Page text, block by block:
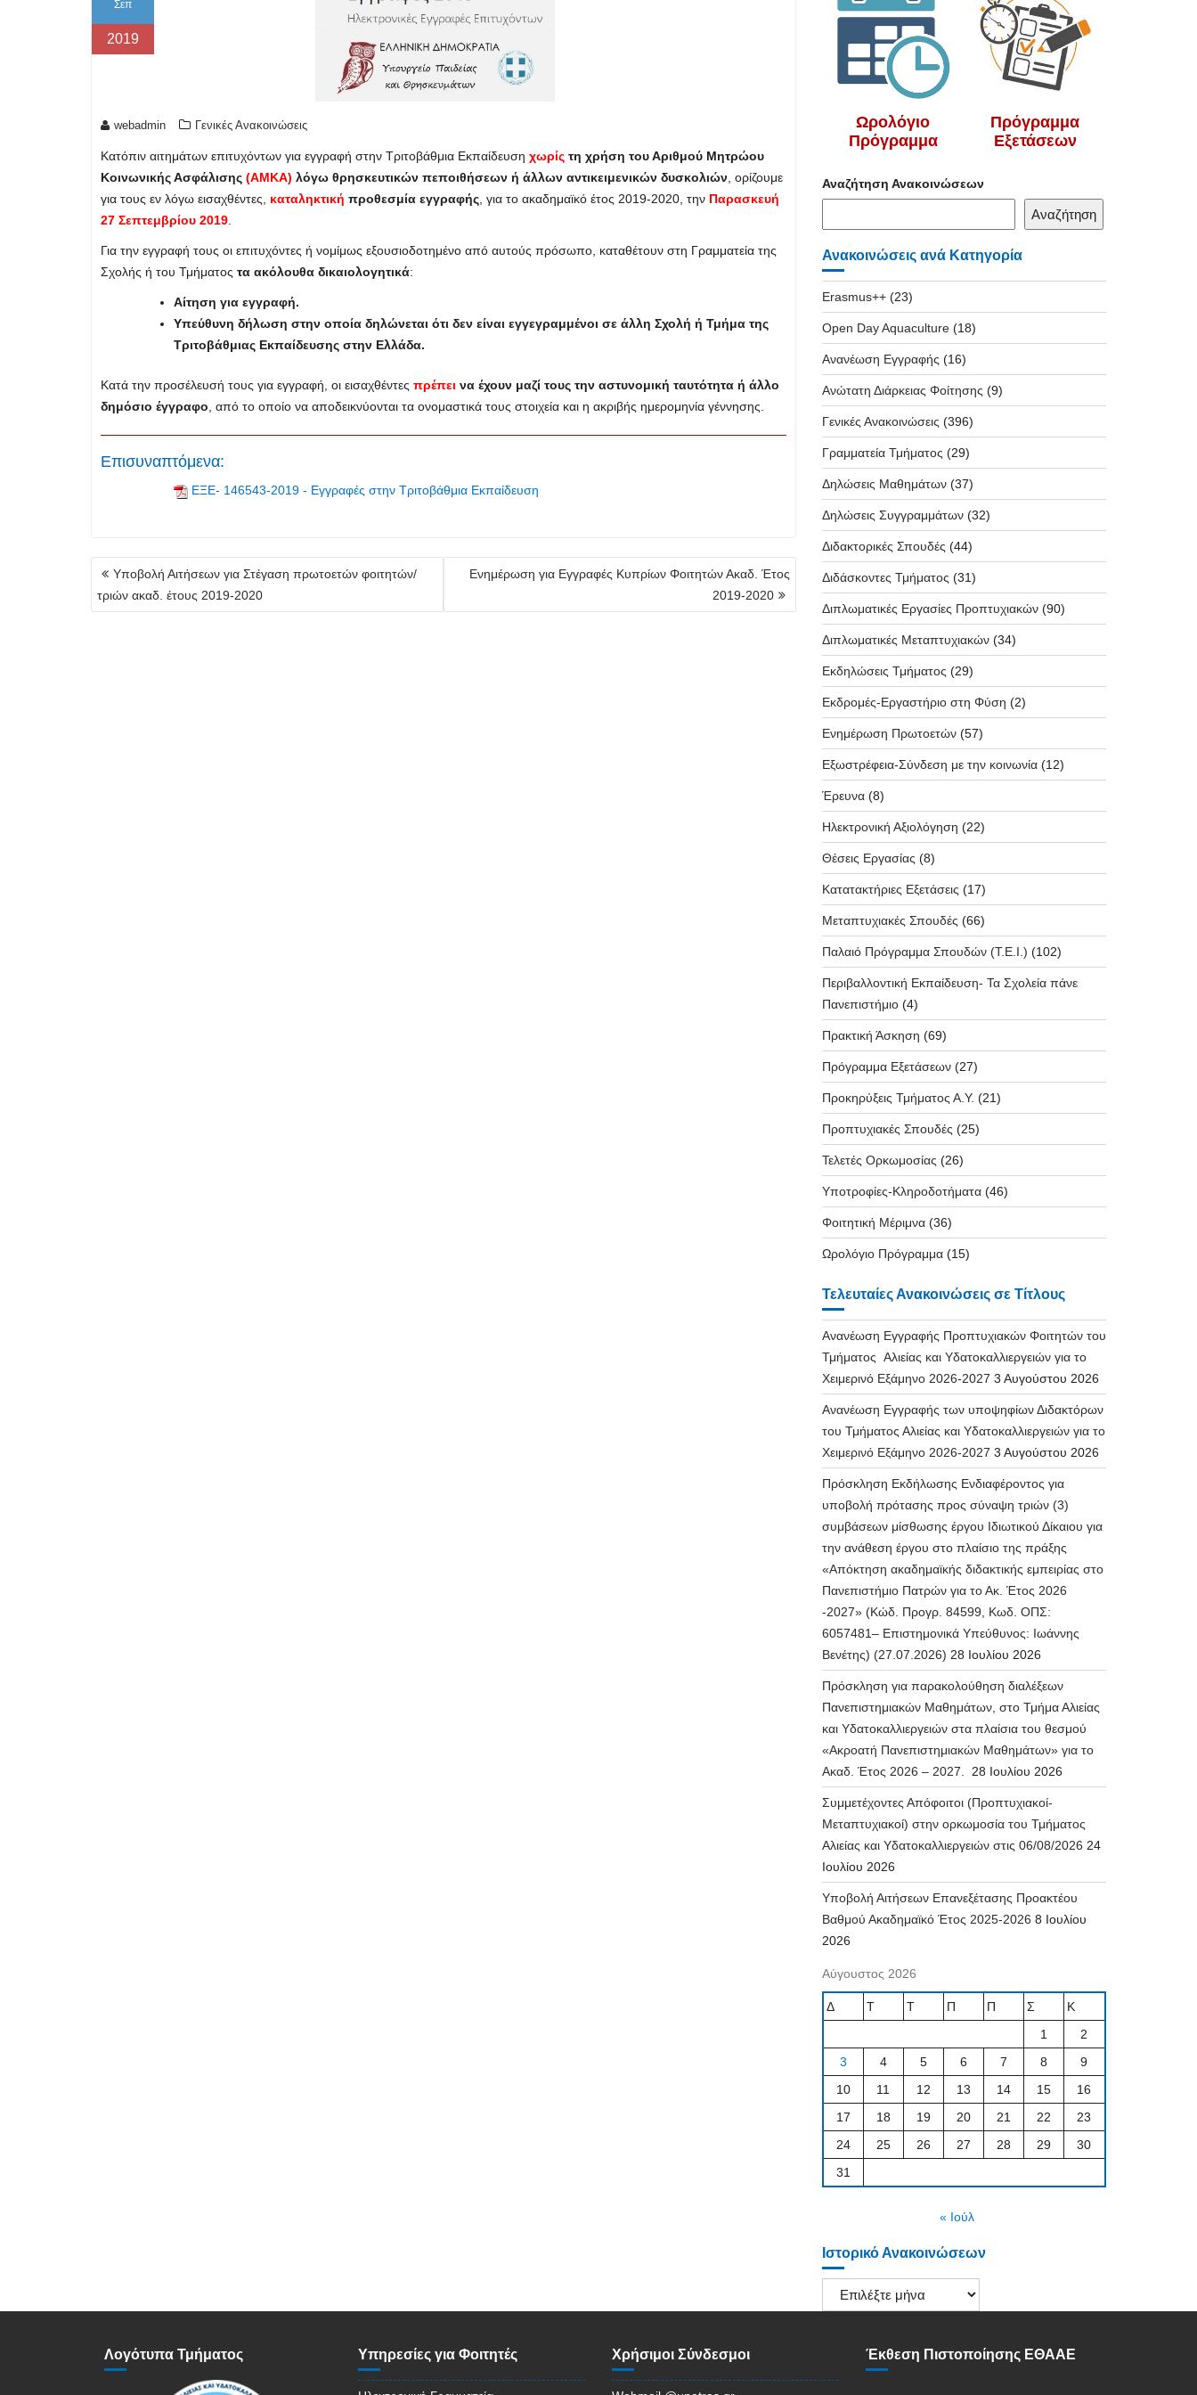
Σεπ
2019
webadmin Γενικές Ανακοινώσεις
Κατόπιν αιτημάτων επιτυχόντων για εγγραφή στην Τριτοβάθμια Εκπαίδευση χωρίς τη χρήση του Αριθμού Μητρώου
Κοινωνικής Ασφάλισης (ΑΜΚΑ) λόγω θρησκευτικών πεποιθήσεων ή άλλων αντικειμενικών δυσκολιών, ορίζουμε
για τους εν λόγω εισαχθέντες, καταληκτική προθεσμία εγγραφής, για το ακαδημαϊκό έτος 2019-2020, την Παρασκευή
27 Σεπτεμβρίου 2019.
Για την εγγραφή τους οι επιτυχόντες ή νομίμως εξουσιοδοτημένο από αυτούς πρόσωπο, καταθέτουν στη Γραμματεία της
Σχολής ή του Τμήματος τα ακόλουθα δικαιολογητικά:
Αίτηση για εγγραφή.
Υπεύθυνη δήλωση στην οποία δηλώνεται ότι δεν είναι εγγεγραμμένοι σε άλλη Σχολή ή Τμήμα της
Τριτοβάθμιας Εκπαίδευσης στην Ελλάδα.
Κατά την προσέλευσή τους για εγγραφή, οι εισαχθέντες πρέπει να έχουν μαζί τους την αστυνομική ταυτότητα ή άλλο
δημόσιο έγγραφο, από το οποίο να αποδεικνύονται τα ονομαστικά τους στοιχεία και η ακριβής ημερομηνία γέννησης.
Επισυναπτόμενα:
EΞE- 146543-2019 - Εγγραφές στην Τριτοβάθμια Εκπαίδευση
Πλοήγηση
άρθρων
Υποβολή Αιτήσεων για Στέγαση πρωτοετών φοιτητών/
τριών ακαδ. έτους 2019-2020
Ενημέρωση για Εγγραφές Κυπρίων Φοιτητών Ακαδ. Έτος
2019-2020
Ωρολόγιο
Πρόγραμμα
Πρόγραμμα
Εξετάσεων
Αναζήτηση Ανακοινώσεων
Αναζήτηση
Ανακοινώσεις ανά Κατηγορία
Erasmus++(23)
Open Day Aquaculture(18)
Ανανέωση Εγγραφής (16)
Ανώτατη Διάρκειας Φοίτησης (9)
Γενικές Ανακοινώσεις (396)
Γραμματεία Τμήματος (29)
Δηλώσεις Μαθημάτων(37)
Δηλώσεις Συγγραμμάτων(32)
Διδακτορικές Σπουδές (44)
Διδάσκοντες Τμήματος (31)
Διπλωματικές Εργασίες Προπτυχιακών(90)
Διπλωματικές Μεταπτυχιακών(34)
Εκδηλώσεις Τμήματος (29)
Εκδρομές-Εργαστήριο στη Φύση (2)
Ενημέρωση Πρωτοετών(57)
Εξωστρέφεια-Σύνδεση με την κοινωνία(12)
Έρευνα(8)
Ηλεκτρονική Αξιολόγηση (22)
Θέσεις Εργασίας (8)
Κατατακτήριες Εξετάσεις (17)
Μεταπτυχιακές Σπουδές (66)
Παλαιό Πρόγραμμα Σπουδών (T.E.I.) (102)
Περιβαλλοντική Εκπαίδευση- Τα Σχολεία πάνε
Πανεπιστήμιο(4)
Πρακτική Άσκηση (69)
Πρόγραμμα Εξετάσεων(27)
Προκηρύξεις Τμήματος Α.Υ. (21)
Προπτυχιακές Σπουδές (25)
Τελετές Ορκωμοσίας (26)
Υποτροφίες-Κληροδοτήματα(46)
Φοιτητική Μέριμνα(36)
Ωρολόγιο Πρόγραμμα(15)
Τελευταίες Ανακοινώσεις σε Τίτλους
Ανανέωση Εγγραφής Προπτυχιακών Φοιτητών του
Τμήματος Αλιείας και Υδατοκαλλιεργειών για το
Χειμερινό Εξάμηνο 2026-2027 3 Αυγούστου 2026
Ανανέωση Εγγραφής των υποψηφίων Διδακτόρων
του Τμήματος Αλιείας και Υδατοκαλλιεργειών για το
Χειμερινό Εξάμηνο 2026-2027 3 Αυγούστου 2026
Πρόσκληση Εκδήλωσης Ενδιαφέροντος για
υποβολή πρότασης προς σύναψη τριών (3)
συμβάσεων μίσθωσης έργου Ιδιωτικού Δίκαιου για
την ανάθεση έργου στο πλαίσιο της πράξης
«Απόκτηση ακαδημαϊκής διδακτικής εμπειρίας στο
Πανεπιστήμιο Πατρών για το Ακ. Έτος 2026
-2027» (Κώδ. Προγρ. 84599, Κωδ. ΟΠΣ:
6057481– Επιστημονικά Υπεύθυνος: Ιωάννης
Βενέτης) (27.07.2026) 28 Ιουλίου 2026
Πρόσκληση για παρακολούθηση διαλέξεων
Πανεπιστημιακών Μαθημάτων, στο Τμήμα Αλιείας
και Υδατοκαλλιεργειών στα πλαίσια του θεσμού
«Ακροατή Πανεπιστημιακών Μαθημάτων» για το
Ακαδ. Έτος 2026 – 2027. 28 Ιουλίου 2026
Συμμετέχοντες Απόφοιτοι (Προπτυχιακοί-
Μεταπτυχιακοί) στην ορκωμοσία του Τμήματος
Αλιείας και Υδατοκαλλιεργειών στις 06/08/2026 24
Ιουλίου 2026
Υποβολή Αιτήσεων Επανεξέτασης Προακτέου
Βαθμού Ακαδημαϊκό Έτος 2025-2026 8 Ιουλίου
2026
Αύγουστος 2026
Δ Τ Τ Π Π Σ
Κ
1
2
3
4 5 6 7 8
9
10
11 12 13 14 15
16
17
18 19 20 21 22
23
24
25 26 27 28 29
30
31
« Ιούλ
Ιστορικό Ανακοινώσεων
Ιστορικό
Ανακοινώσεων
Λογότυπα Τμήματος Υπηρεσίες για Φοιτητές Χρήσιμοι Σύνδεσμοι Έκθεση Πιστοποίησης ΕΘΑΑΕ